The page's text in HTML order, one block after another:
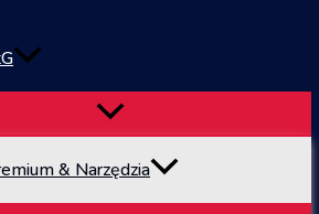
& Narzędzia